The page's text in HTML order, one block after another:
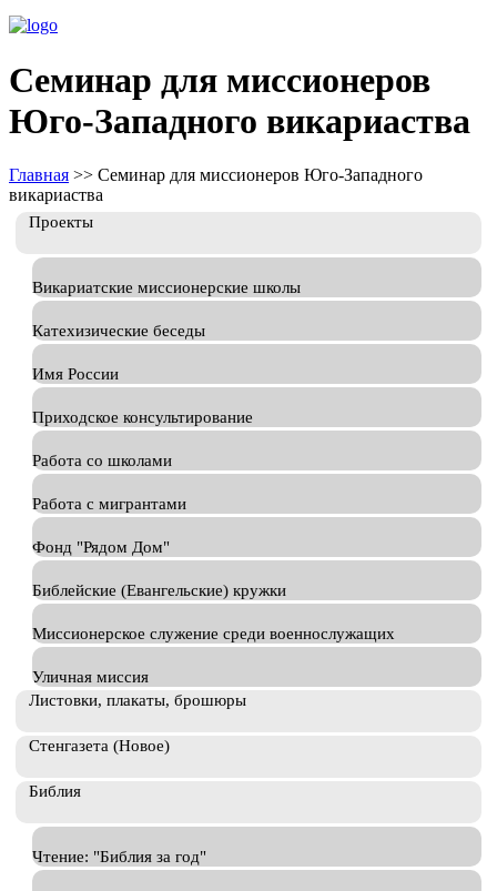
Семинар для миссионеров
Юго-Западного викариаства
Главная >> Семинар для миссионеров Юго-Западного
викариаства
Проекты
Викариатские миссионерские школы
Катехизические беседы
Имя России
Приходское консультирование
Работа со школами
Работа с мигрантами
Фонд "Рядом Дом"
Библейские (Евангельские) кружки
Миссионерское служение среди военнослужащих
Уличная миссия
Листовки, плакаты, брошюры
Стенгазета (Новое)
Библия
Чтение: "Библия за год"